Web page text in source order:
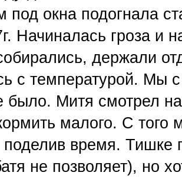
под окна подогнала
Начиналась гроза и
держали
с температурой. Мы
было. Митя смотрел
малого. С
поделив время. Тишке
не позволяет), но